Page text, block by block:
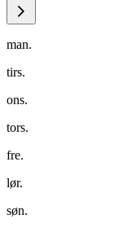
man.
tirs.
ons.
tors.
fre.
lør.
søn.